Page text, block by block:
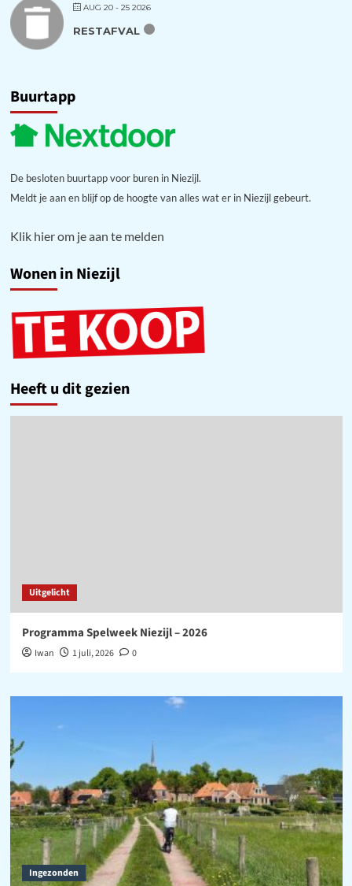
AUG 20 - 25 2026
RESTAFVAL
Buurtapp
De besloten buurtapp voor buren in Niezijl.
Meldt je aan en blijf op de hoogte van alles wat er in Niezijl gebeurt.
Klik hier om je aan te melden
Wonen in Niezijl
Heeft u dit gezien
Uitgelicht
Programma Spelweek Niezijl – 2026
Iwan 1 juli, 2026 0
Ingezonden